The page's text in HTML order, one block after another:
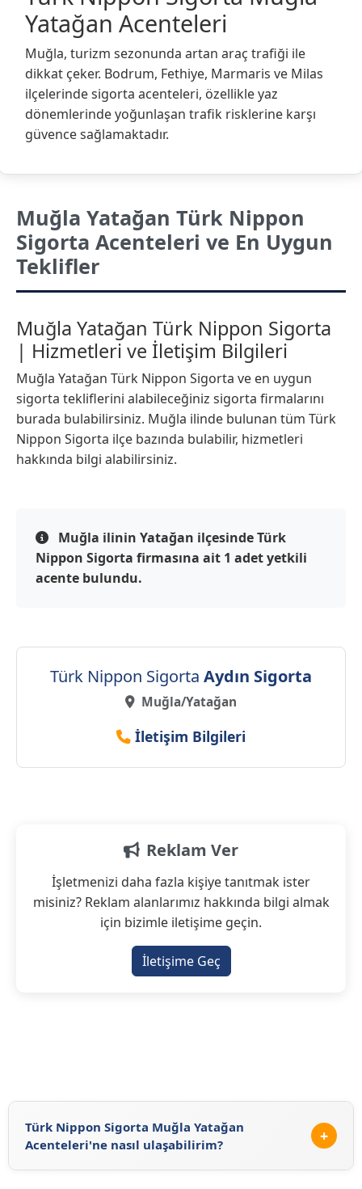
Yatağan Acenteleri
Muğla, turizm sezonunda artan araç trafiği ile
dikkat çeker. Bodrum, Fethiye, Marmaris ve Milas
ilçelerinde sigorta acenteleri, özellikle yaz
dönemlerinde yoğunlaşan trafik risklerine karşı
güvence sağlamaktadır.
Muğla Yatağan Türk Nippon
Sigorta Acenteleri ve En Uygun
Teklifler
Muğla Yatağan Türk Nippon Sigorta
| Hizmetleri ve İletişim Bilgileri
Muğla Yatağan Türk Nippon Sigorta ve en uygun
sigorta tekliflerini alabileceğiniz sigorta firmalarını
burada bulabilirsiniz. Muğla ilinde bulunan tüm Türk
Nippon Sigorta ilçe bazında bulabilir, hizmetleri
hakkında bilgi alabilirsiniz.
Muğla ilinin Yatağan ilçesinde Türk
Nippon Sigorta firmasına ait 1 adet yetkili
acente bulundu.
Türk Nippon Sigorta Aydın Sigorta
Muğla/Yatağan
İletişim Bilgileri
Reklam Ver
İşletmenizi daha fazla kişiye tanıtmak ister
misiniz? Reklam alanlarımız hakkında bilgi almak
için bizimle iletişime geçin.
İletişime Geç
Türk Nippon Sigorta Muğla Yatağan
Acenteleri'ne nasıl ulaşabilirim?
+